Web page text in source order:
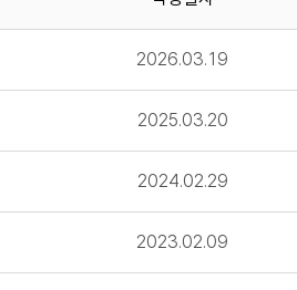
2026.03.19
2025.03.20
2024.02.29
2023.02.09